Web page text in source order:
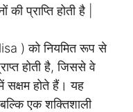
प्राप्ति होती है |
) को नियमित रूप से
होती है, जिससे वे
सक्षम होते हैं। यह
एक शक्तिशाली